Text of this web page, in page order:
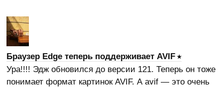
Браузер Edge теперь поддерживает AVIF
Ура!!!! Эдж обновился до версии 121. Теперь он тоже
понимает формат картинок AVIF. А avif — это очень